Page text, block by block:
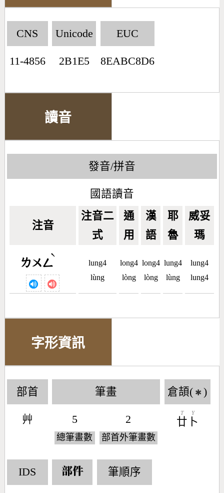
CNS
11-4856
Unicode
2B1E5
EUC
8EABC8D6
讀音
發音/拼音
國語讀音
注音
注音二
式
通
用
漢
語
耶
魯
威妥
瑪
ㄌㄨㄥ
ˋ
lung4
lùng
long4
lòng
long4
lòng
lung4
lùng
lung4
lung4
字形資訊
部首
艸
筆畫
5
總筆畫數
2
部首外筆畫數
倉頡( ✱ )
廿
T
卜
Y
IDS 部件 筆順序